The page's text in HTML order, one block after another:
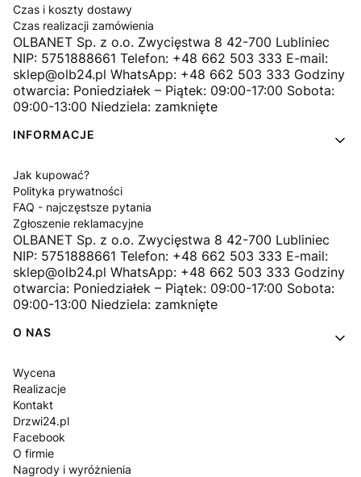
Czas i koszty dostawy
Czas realizacji zamówienia
OLBANET Sp. z o.o. Zwycięstwa 8 42-700 Lubliniec
NIP: 5751888661 Telefon: +48 662 503 333 E-mail:
sklep@olb24.pl WhatsApp: +48 662 503 333 Godziny
otwarcia: Poniedziałek – Piątek: 09:00-17:00 Sobota:
09:00-13:00 Niedziela: zamknięte
INFORMACJE
Jak kupować?
Polityka prywatności
FAQ - najczęstsze pytania
Zgłoszenie reklamacyjne
OLBANET Sp. z o.o. Zwycięstwa 8 42-700 Lubliniec
NIP: 5751888661 Telefon: +48 662 503 333 E-mail:
sklep@olb24.pl WhatsApp: +48 662 503 333 Godziny
otwarcia: Poniedziałek – Piątek: 09:00-17:00 Sobota:
09:00-13:00 Niedziela: zamknięte
O NAS
Wycena
Realizacje
Kontakt
Drzwi24.pl
Facebook
O firmie
Nagrody i wyróżnienia